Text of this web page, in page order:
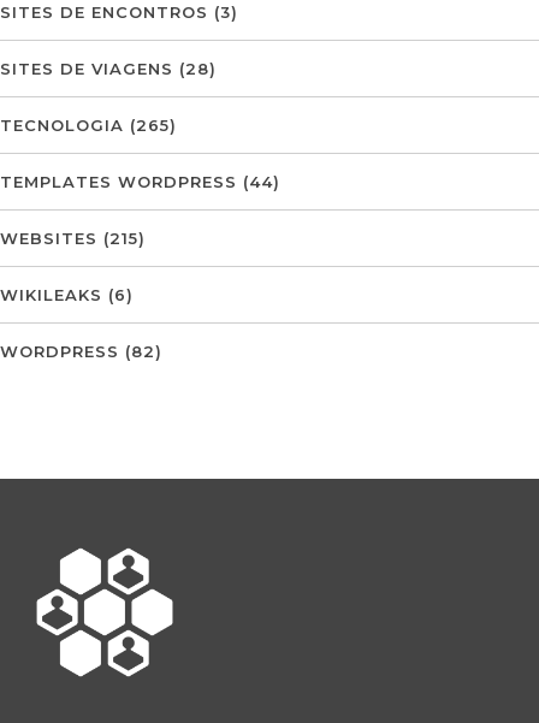
SITES DE ENCONTROS (3)
SITES DE VIAGENS (28)
TECNOLOGIA (265)
TEMPLATES WORDPRESS (44)
WEBSITES (215)
WIKILEAKS (6)
WORDPRESS (82)